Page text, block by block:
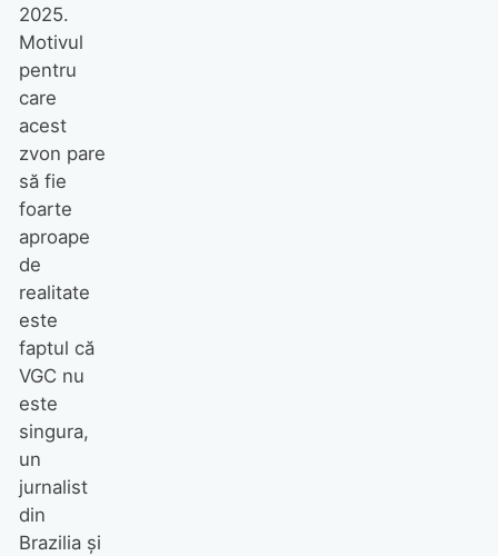
2025.
Motivul
pentru
care
acest
zvon pare
să fie
foarte
aproape
de
realitate
este
faptul că
VGC nu
este
singura,
un
jurnalist
din
Brazilia și